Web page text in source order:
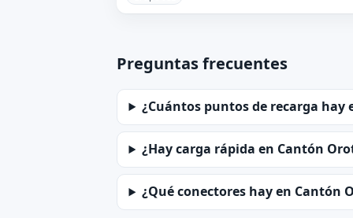
Preguntas frecuentes
¿Cuántos puntos de recarga hay
¿Hay carga rápida en Cantón
¿Qué conectores hay en Cantón